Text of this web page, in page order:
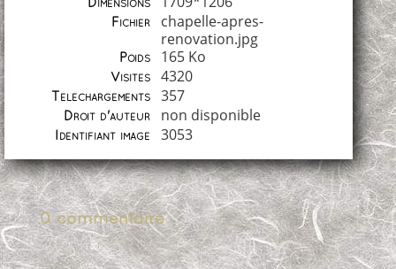
Dimensions
Fichier
chapelle-apres-
renovation.jpg
Poids 165 Ko
Visites 4320
Téléchargements 357
Droit d'auteur non disponible
Identifiant image 3053
0 commentaire